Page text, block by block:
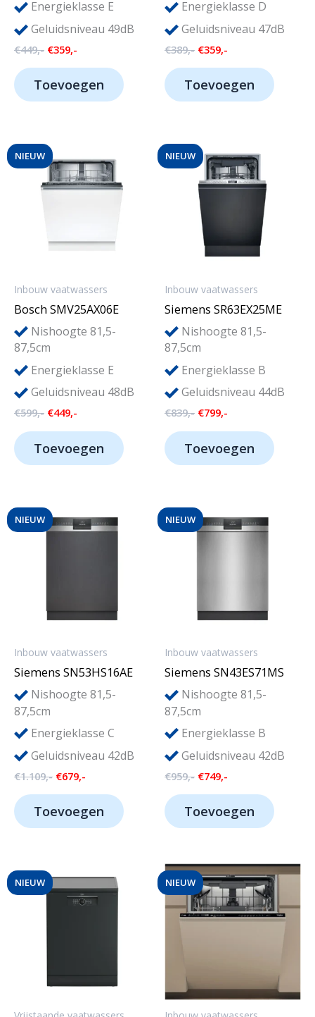
Energieklasse E
Geluidsniveau 49dB
€449,- Oorspronkelijke
€449,-.
€359,-
€359,-.
Toevoegen
Energieklasse D
Geluidsniveau 47dB
€389,- Oorspronkelijke
€389,-.
€359,-
€359,-.
Toevoegen
NIEUW
Inbouw vaatwassers
Bosch SMV25AX06E
Nishoogte 81,5-
87,5cm
Energieklasse E
Geluidsniveau 48dB
€599,- Oorspronkelijke
€599,-.
€449,-
€449,-.
Toevoegen
NIEUW
Inbouw vaatwassers
Siemens SR63EX25ME
Nishoogte 81,5-
87,5cm
Energieklasse B
Geluidsniveau 44dB
€839,- Oorspronkelijke
€839,-.
€799,-
€799,-.
Toevoegen
NIEUW
Inbouw vaatwassers
Siemens SN53HS16AE
Nishoogte 81,5-
87,5cm
Energieklasse C
Geluidsniveau 42dB
€1.109,- Oorspronkelijke
€1.109,-.
€679,-
€679,-.
Toevoegen
NIEUW
Inbouw vaatwassers
Siemens SN43ES71MS
Nishoogte 81,5-
87,5cm
Energieklasse B
Geluidsniveau 42dB
€959,- Oorspronkelijke
€959,-.
€749,-
€749,-.
Toevoegen
NIEUW NIEUW